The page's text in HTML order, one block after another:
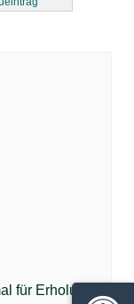
für Erholung -